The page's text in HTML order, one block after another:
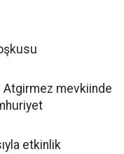
mevkiinde
etkinlik